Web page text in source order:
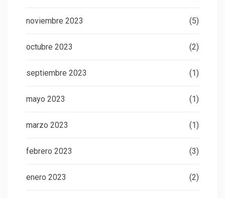
noviembre 2023 (5)
octubre 2023 (2)
septiembre 2023 (1)
mayo 2023 (1)
marzo 2023 (1)
febrero 2023 (3)
enero 2023 (2)